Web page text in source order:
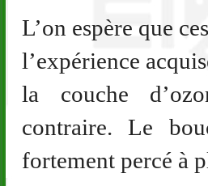
L’on espère que
l’expérience
la couche
contraire. Le
fortement percé à